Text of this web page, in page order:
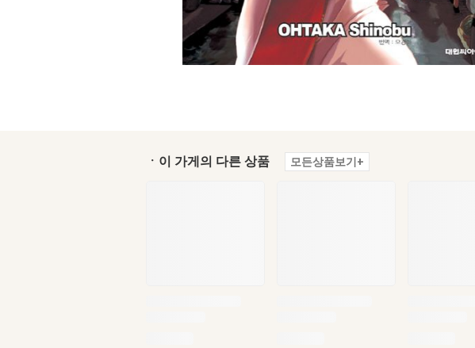
ㆍ이 가게의 다른 상품 모든상품보기+